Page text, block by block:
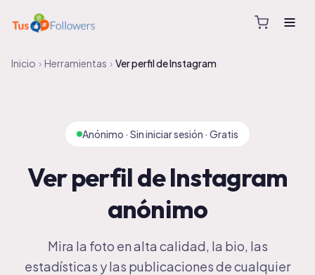
Inicio › Herramientas › Ver perfil de Instagram
Anónimo · Sin iniciar sesión · Gratis
Ver perfil de Instagram
anónimo
Mira la foto en alta calidad, la bio, las
estadísticas y las publicaciones de cualquier